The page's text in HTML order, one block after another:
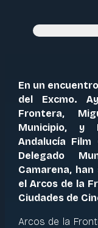
En un
del Excmo.
Frontera,
Municipio, y
Andalucía Film
Delegado
Camarena,
el Arcos de la
Ciudades de
Arcos de la